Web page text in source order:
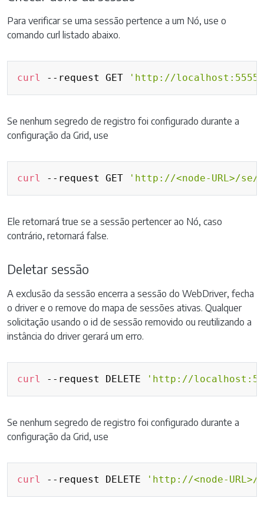
Para verificar se uma sessão pertence a um Nó, use o
comando curl listado abaixo.
curl --request GET 'http://localhost:5555/
Se nenhum segredo de registro foi configurado durante a
configuração da Grid, use
curl --request GET 'http://<node-URL>/
Ele retornará true se a sessão pertencer ao Nó, caso
contrário, retornará false.
Deletar sessão
A exclusão da sessão encerra a sessão do WebDriver, fecha
o driver e o remove do mapa de sessões ativas. Qualquer
solicitação usando o id de sessão removido ou reutilizando a
instância do driver gerará um erro.
curl --request DELETE 'http://
Se nenhum segredo de registro foi configurado durante a
configuração da Grid, use
curl --request DELETE 'http://<node-